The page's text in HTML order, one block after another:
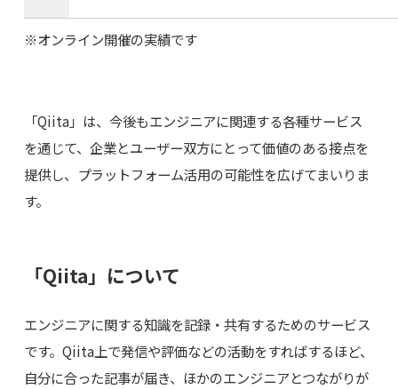
※オンライン開催の実績です
「Qiita」は、今後もエンジニアに関連する各種サービス
を通じて、企業とユーザー双方にとって価値のある接点を
提供し、プラットフォーム活用の可能性を広げてまいりま
す。
「Qiita」について
エンジニアに関する知識を記録・共有するためのサービス
です。Qiita上で発信や評価などの活動をすればするほど、
自分に合った記事が届き、ほかのエンジニアとつながりが